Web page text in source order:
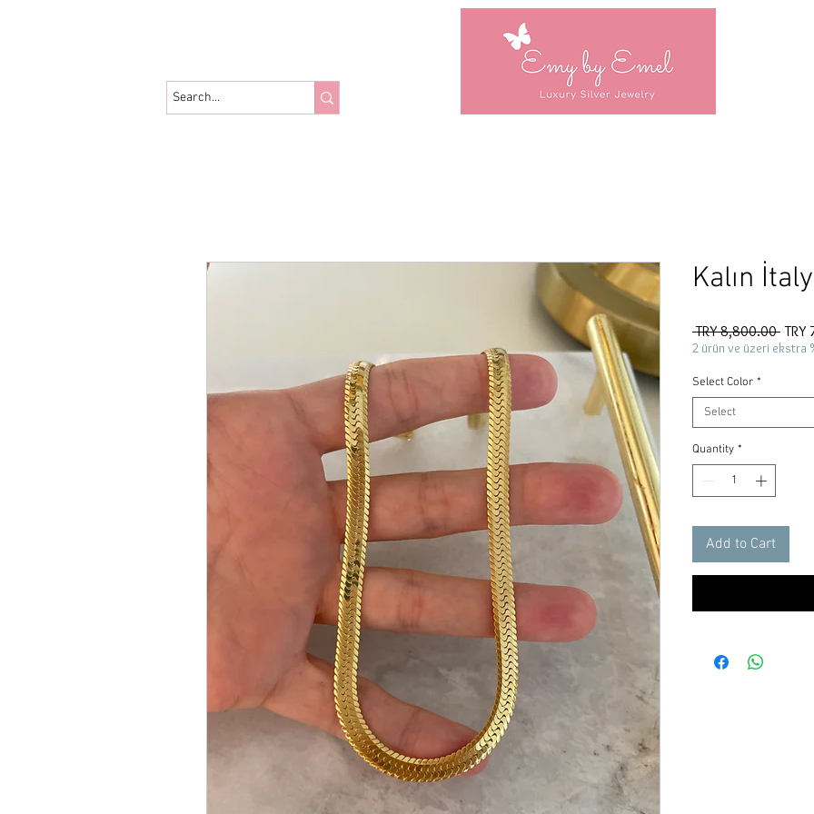
Kalın
TRY 8,800.00
Price
2 ürün ve üzeri ekstra
Select Color *
Select
Quantity *
Add to Cart